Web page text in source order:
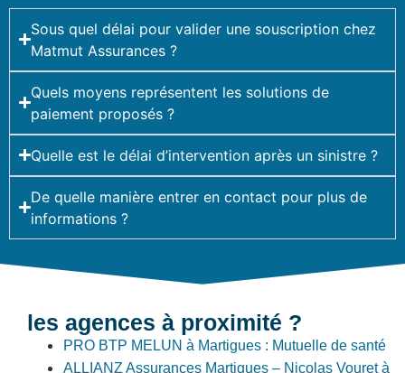
Sous quel délai pour valider une souscription chez
Matmut Assurances ?
Quels moyens représentent les solutions de
paiement proposés ?
Quelle est le délai d’intervention après un sinistre ?
De quelle manière entrer en contact pour plus de
informations ?
les agences à proximité ?
PRO BTP MELUN à Martigues : Mutuelle de santé
ALLIANZ Assurances Martigues – Nicolas Vouret à